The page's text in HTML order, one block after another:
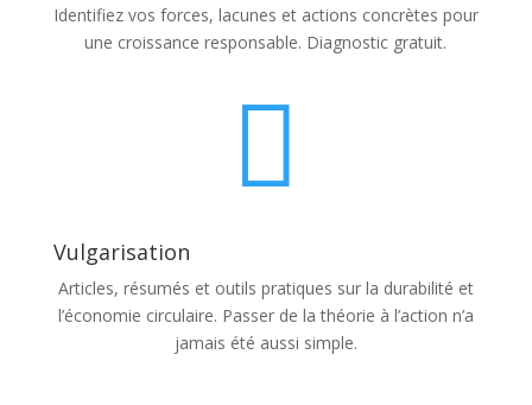
Identifiez vos forces, lacunes et actions concrètes pour
une croissance responsable. Diagnostic gratuit.

Vulgarisation
Articles, résumés et outils pratiques sur la durabilité et
l’économie circulaire. Passer de la théorie à l’action n’a
jamais été aussi simple.